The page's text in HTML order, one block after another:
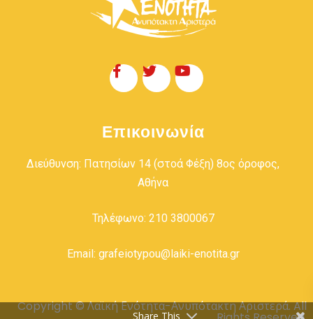
Επικοινωνία
Διεύθυνση: Πατησίων 14 (στοά Φέξη) 8ος όροφος,
Αθήνα
Τηλέφωνο: 210 3800067
Email: grafeiotypou@laiki-enotita.gr
Copyright © Λαϊκή Ενότητα-Ανυπότακτη Αριστερά. All
Share This